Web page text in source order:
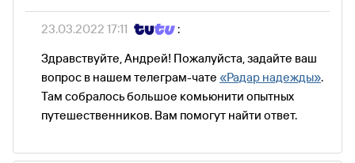
23.03.2022 17:11
:
Здравствуйте, Андрей! Пожалуйста, задайте ваш
вопрос в нашем телеграм-чате «Радар надежды».
Там собралось большое комьюнити опытных
путешественников. Вам помогут найти ответ.